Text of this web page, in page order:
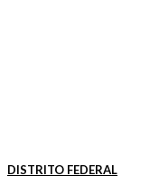
DISTRITO FEDERAL